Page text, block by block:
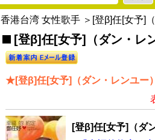
香港台湾 女性歌手 ＞[登β]任[女予]
[登β]任[女予]（ダン・レ
★[登β]任[女予]（ダン・レンユー
[登β]任[女予]（ダ